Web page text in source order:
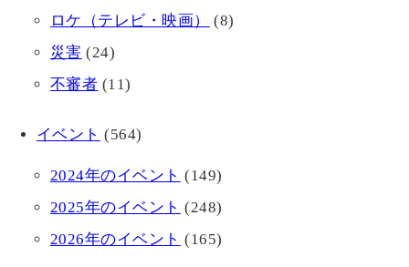
ロケ（テレビ・映画）
(8)
災害 (24)
不審者 (11)
イベント (564)
2024年のイベント (149)
2025年のイベント (248)
2026年のイベント (165)